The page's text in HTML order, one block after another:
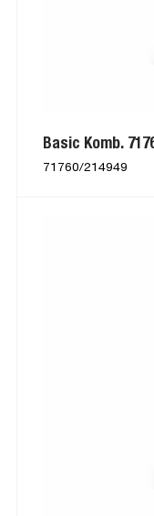
Basic Komb.
71760/214949